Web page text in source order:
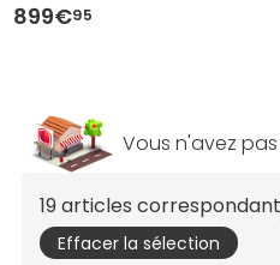
899€95
Vous n'avez
19 articles correspondant
Effacer la sélection